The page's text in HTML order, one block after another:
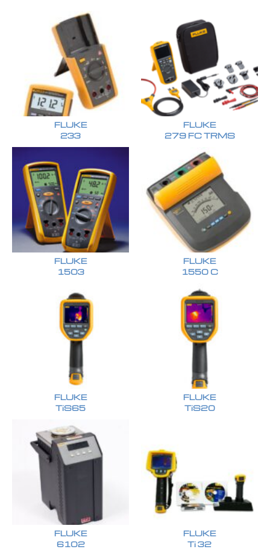
FLUKE
233
FLUKE
279 FC TRMS
FLUKE
1503
FLUKE
1550 C
FLUKE
TiS65
FLUKE
TiS20
FLUKE
6102
FLUKE
Ti 32